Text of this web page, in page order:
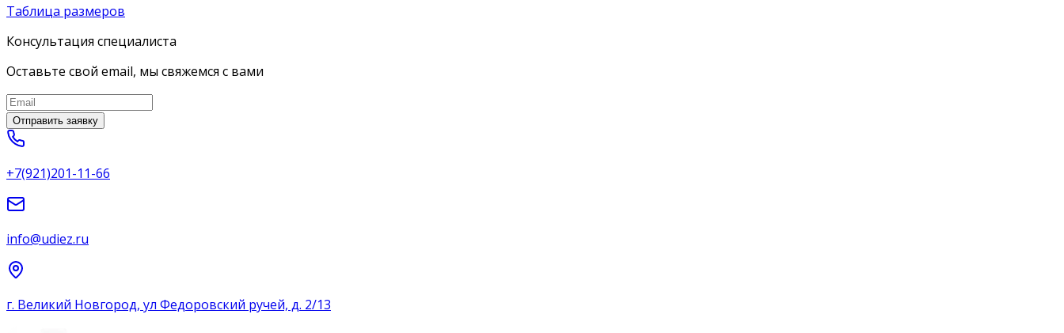
Таблица размеров
Консультация специалиста
Оставьте свой email, мы свяжемся с вами
Отправить заявку
+7(921)201-11-66
info@udiez.ru
г. Великий Новгород, ул Федоровский ручей, д. 2/13